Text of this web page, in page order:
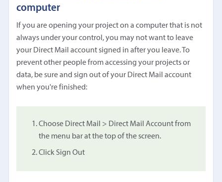
computer
If you are opening your project on a computer that is not
always under your control, you may not want to leave
your Direct Mail account signed in after you leave. To
prevent other people from accessing your projects or
data, be sure and sign out of your Direct Mail account
when you're finished:
Choose Direct Mail > Direct Mail Account from
the menu bar at the top of the screen.
Click Sign Out